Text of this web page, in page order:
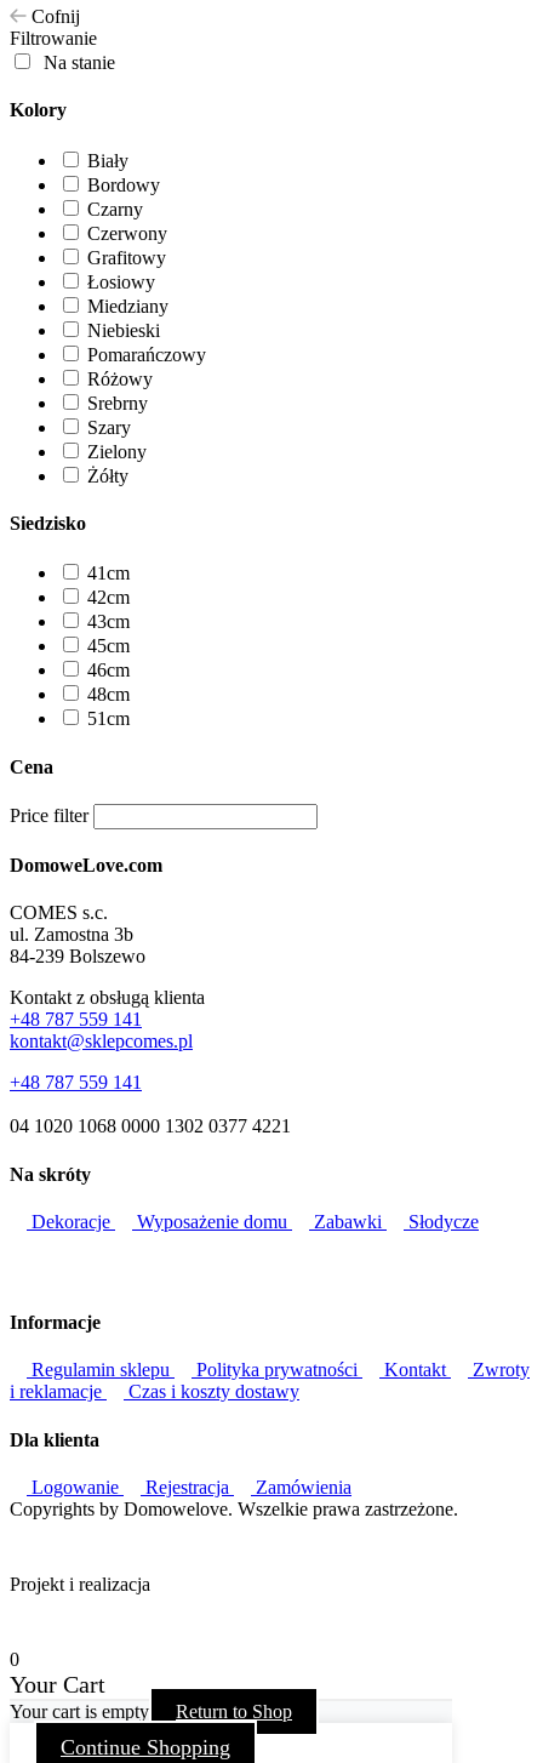
Cofnij
Filtrowanie
Na stanie
Kolory
Biały
Bordowy
Czarny
Czerwony
Grafitowy
Łosiowy
Miedziany
Niebieski
Pomarańczowy
Różowy
Srebrny
Szary
Zielony
Żółty
Siedzisko
41cm
42cm
43cm
45cm
46cm
48cm
51cm
Cena
Price filter
DomoweLove.com
COMES s.c.
ul. Zamostna 3b
84-239 Bolszewo
Kontakt z obsługą klienta
+48 787 559 141
kontakt@sklepcomes.pl
+48 787 559 141
04 1020 1068 0000 1302 0377 4221
Na skróty
Dekoracje Wyposażenie domu Zabawki Słodycze
Informacje
Regulamin sklepu Polityka prywatności Kontakt
Zwroty
i reklamacje
Czas i koszty dostawy
Dla klienta
Logowanie Rejestracja
Zamówienia
Copyrights by Domowelove. Wszelkie prawa zastrzeżone.
Projekt i realizacja
0
Your Cart
Your cart is empty Return to Shop
Continue Shopping